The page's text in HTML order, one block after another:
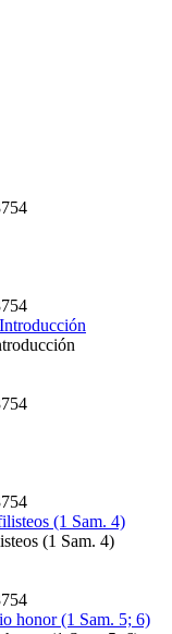
(1 Sam. 4)
(1 Sam. 4)
honor (1 Sam. 5; 6)